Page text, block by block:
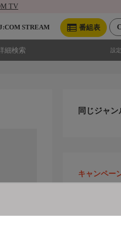
TV
番組表
STREAM
細検索 設
同じジャ
キャンペー